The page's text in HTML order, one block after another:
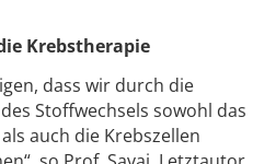
Krebstherapie
dass wir durch die
Stoffwechsels sowohl das
auch die Krebszellen